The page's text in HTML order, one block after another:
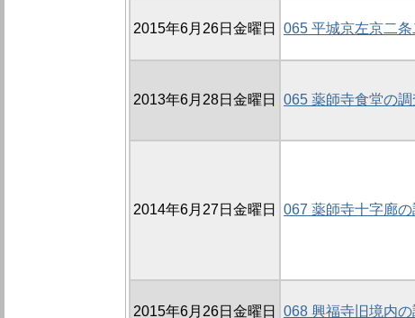
2015年6月26日金曜日 065 平城京左京二
2013年6月28日金曜日 065 薬師寺食堂の
2014年6月27日金曜日 067 薬師寺十字廊
2015年6月26日金曜日 068 興福寺旧境内